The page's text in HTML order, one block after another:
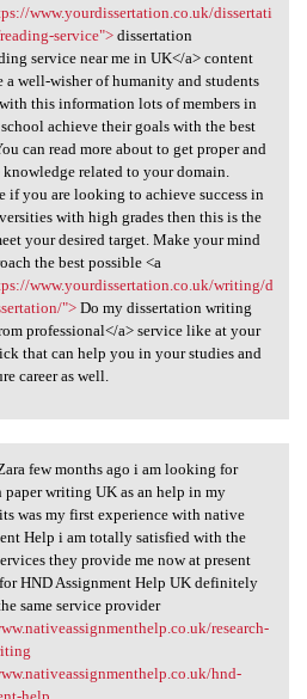
www.yourdissertation.co.uk/dissertati
service">dissertation
service near me in UK</a> content
a well-wisher of humanity and students
this information lots of members in
achieve their goals with the best
can read more about to get proper and
related to your domain.
if you are looking to achieve success in
with high grades then this is the
your desired target. Make your mind
the best possible <a
www.yourdissertation.co.uk/writing/d
">Do my dissertation writing
professional</a> service like at your
that can help you in your studies and
career as well.
few months ago i
few months ago i am looking for
paper writing UK as an help in my
was my first experience with native
Help i am totally satisfied with the
they provide me now at present
HND Assignment Help UK definitely
same service provider
research-
hnd-